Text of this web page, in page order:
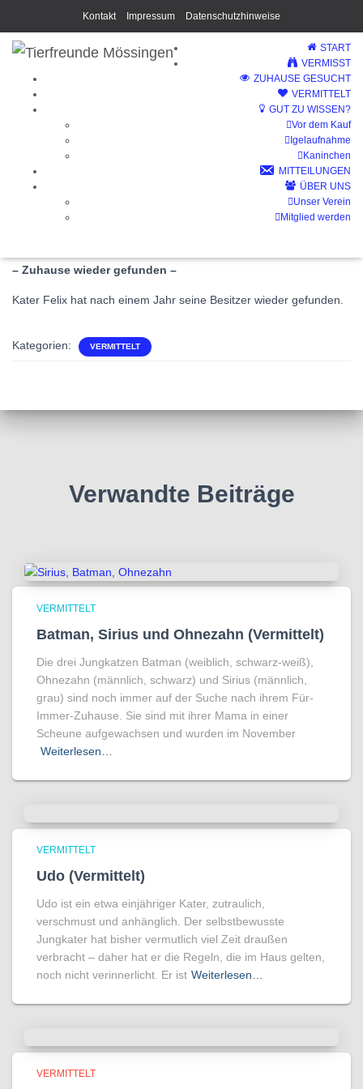
Kontakt Impressum Datenschutzhinweise
START
VERMISST
ZUHAUSE GESUCHT
VERMITTELT
GUT ZU WISSEN?
Vor dem Kauf
Igelaufnahme
Kaninchen
MITTEILUNGEN
ÜBER UNS
Unser Verein
Mitglied werden
– Zuhause wieder gefunden –
Kater Felix hat nach einem Jahr seine Besitzer wieder gefunden.
Kategorien: VERMITTELT
Verwandte Beiträge
VERMITTELT
Batman, Sirius und Ohnezahn (Vermittelt)
Die drei Jungkatzen Batman (weiblich, schwarz-weiß),
Ohnezahn (männlich, schwarz) und Sirius (männlich,
grau) sind noch immer auf der Suche nach ihrem Für-
Immer-Zuhause. Sie sind mit ihrer Mama in einer
Scheune aufgewachsen und wurden im November
Weiterlesen…
VERMITTELT
Udo (Vermittelt)
Udo ist ein etwa einjähriger Kater, zutraulich,
verschmust und anhänglich. Der selbstbewusste
Jungkater hat bisher vermutlich viel Zeit draußen
verbracht – daher hat er die Regeln, die im Haus gelten,
noch nicht verinnerlicht. Er ist Weiterlesen…
VERMITTELT